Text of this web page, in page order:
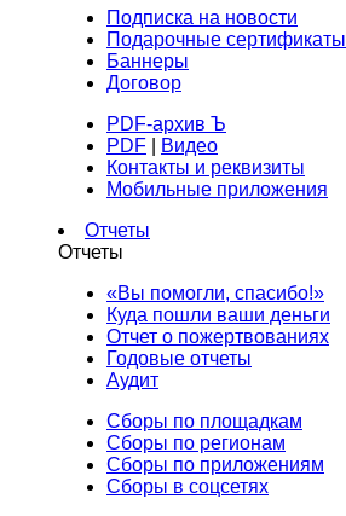
Подписка на новости
Подарочные сертификаты
Баннеры
Договор
PDF-архив Ъ
PDF
Видео
Контакты и реквизиты
Мобильные приложения
Отчеты
Отчеты
«Вы помогли, спасибо!»
Куда пошли ваши деньги
Отчет о пожертвованиях
Годовые отчеты
Аудит
Сборы по площадкам
Сборы по регионам
Сборы по приложениям
Сборы в соцсетях